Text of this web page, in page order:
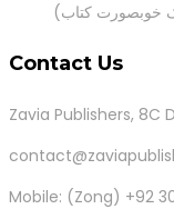
Contact Us
Zavia Publishers, 8C
Mobile: (Zong) +92